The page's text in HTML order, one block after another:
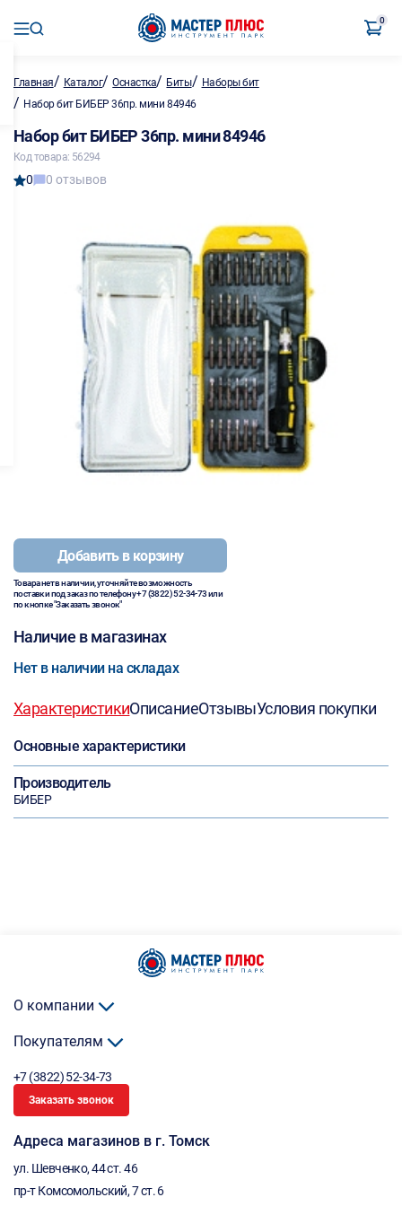
0
Главная/ Каталог/Оснастка/ Биты/ Наборы бит
/ Набор бит БИБЕР 36пр. мини 84946
Набор бит БИБЕР 36пр. мини 84946
Код товара: 56294
0 0 отзывов
Добавить в корзину
Товара нет в наличии, уточняйте возможность
поставки под заказ по телефону+7 (3822) 52-34-73или
по кнопке "Заказать звонок"
Наличие в магазинах
Нет в наличии на складах
ХарактеристикиОписаниеОтзывыУсловия покупки
Основные характеристики
Производитель
БИБЕР
О компании
Покупателям
+7 (3822) 52-34-73
Заказать звонок
Адреса магазинов в г. Томск
ул. Шевченко, 44 ст. 46
пр-т Комсомольский, 7 ст. 6